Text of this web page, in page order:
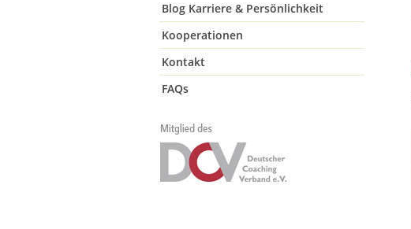
Blog Karriere & Persönlichkeit
Kooperationen
Kontakt
FAQs